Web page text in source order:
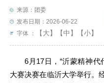
来源：团委
发布日期：2026-06-22
字体 ：
【大】 【中】 【小】
6月17日，“沂蒙精神
大赛决赛在临沂大学举行。